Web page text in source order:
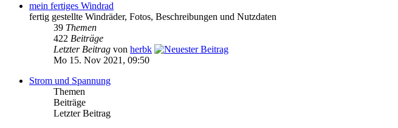
mein fertiges Windrad
fertig gestellte Windräder, Fotos, Beschreibungen und Nutzdaten
39 Themen
422 Beiträge
Letzter Beitrag von herbk
Mo 15. Nov 2021, 09:50
Strom und Spannung
Themen
Beiträge
Letzter Beitrag